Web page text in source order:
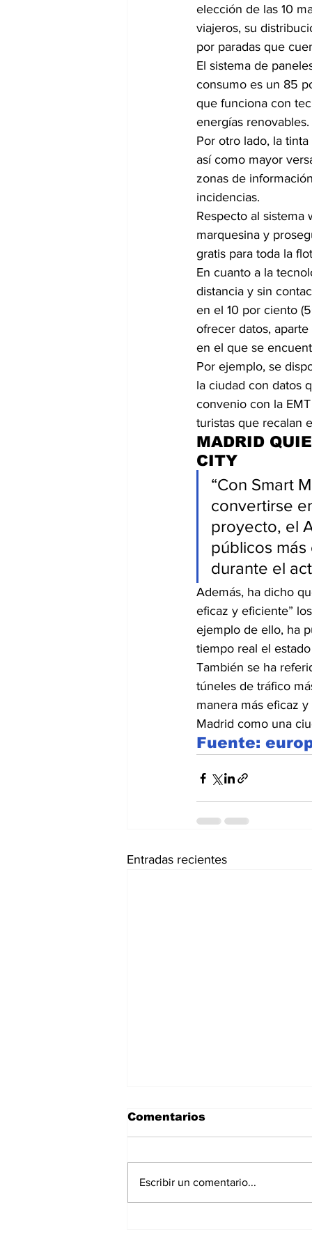
elección de las 10
viajeros, su
por paradas que
El sistema de
consumo es un 85
que funciona con
energías renovables.
Por otro lado, la
así como mayor
zonas de
incidencias.
Respecto al
marquesina y
gratis para toda la
En cuanto a la
distancia y sin
en el 10 por ciento
ofrecer datos,
en el que se
Por ejemplo, se
la ciudad con datos
convenio con la
turistas que recalan
MADRID
CITY
“Con Smart
convertirse
proyecto, el
públicos
durante el
Además, ha dicho
eficaz y eficiente”
ejemplo de ello, ha
tiempo real el
También se ha
túneles de tráfico
manera más eficaz
Madrid como una
Fuente:
Entradas recientes
Comentarios
Escribir un comentario...